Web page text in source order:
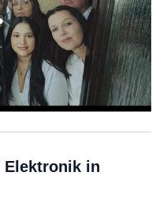
Elektronik in